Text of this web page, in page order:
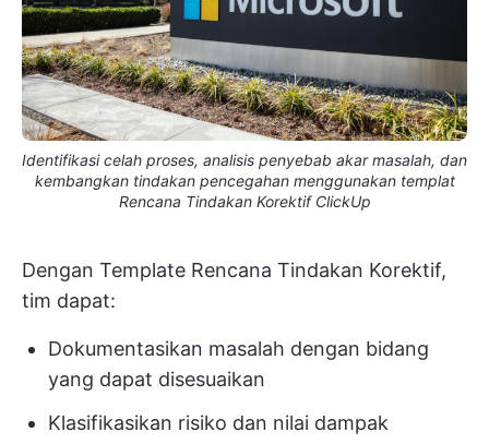
Identifikasi celah proses, analisis penyebab akar masalah, dan
kembangkan tindakan pencegahan menggunakan templat
Rencana Tindakan Korektif ClickUp
Dengan Template Rencana Tindakan Korektif,
tim dapat:
Dokumentasikan masalah dengan bidang
yang dapat disesuaikan
Klasifikasikan risiko dan nilai dampak